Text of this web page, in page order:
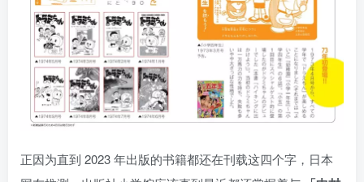
正因为直到 2023 年出版的书籍都还在刊载这四个字，日本